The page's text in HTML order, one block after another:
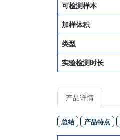
可检测样本
加样体积
类型
实验检测时长
产品详情
总结 产品特点